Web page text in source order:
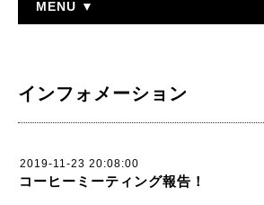
MENU ▼
インフォメーション
2019-11-23 20:08:00
コーヒーミーティング報告！